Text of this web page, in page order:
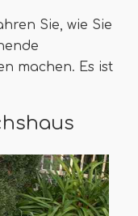
Sie, wie Sie
machen. Es ist